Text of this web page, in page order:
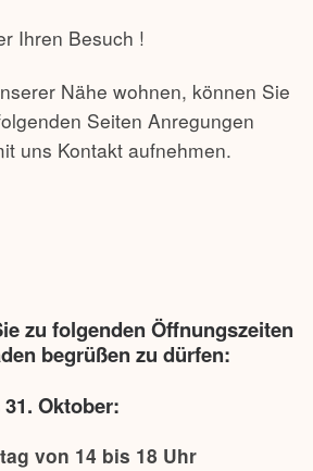
Ihren Besuch !
Nähe wohnen, können Sie
Seiten Anregungen
uns Kontakt aufnehmen.
zu folgenden Öffnungszeiten
begrüßen zu dürfen:
Oktober:
von 14 bis 18 Uhr